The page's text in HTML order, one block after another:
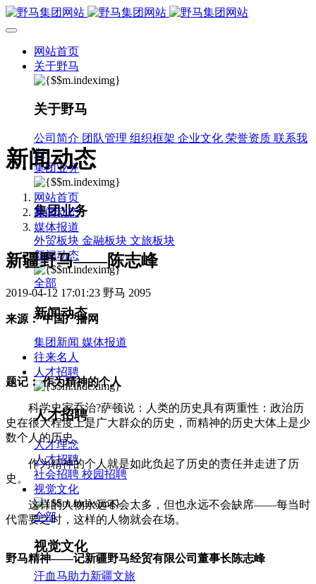
网站首页
关于野马
关于野马
公司简介 团队管理 组织框架 企业文化 荣誉资质 联系我
们
集团业务
集团业务
外贸板块 金融板块 文旅板块
新闻动态
全部
新闻动态
集团新闻 媒体报道
往来名人
人才招聘
人才招聘
人才理念
人才招聘
社会招聘 校园招聘
视觉文化
全部
视觉文化
汗血马助力新疆文旅
新闻动态
网站首页
新闻动态
媒体报道
新疆野马——陈志峰
2019-04-12 17:01:23 野马 2095
来源： 中国广播网
题记： 作为精神的个人
科学史家乔治?萨顿说：人类的历史具有两重性：政治历
史在很大程度上是广大群众的历史，而精神的历史大体上是少
数个人的历史。
作为精神的个人就是如此负起了历史的责任并走进了历
史。
这样的人物永远不会太多，但也永远不会缺席——每当时
代需要之时，这样的人物就会在场。
野马精神——记新疆野马经贸有限公司董事长陈志峰